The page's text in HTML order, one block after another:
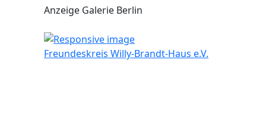
Anzeige Galerie Berlin
Freundeskreis Willy-Brandt-Haus e.V.